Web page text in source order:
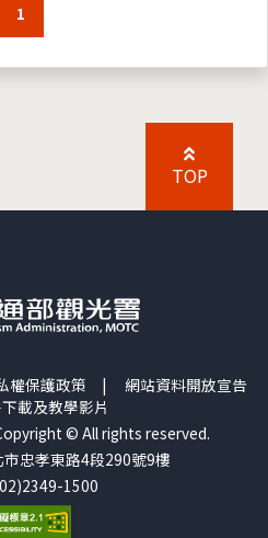
1
TOP
權保護政策 | 網站資料開放宣告
載及教學影片
© All rights reserved.
忠孝東路4段290號9樓
1500